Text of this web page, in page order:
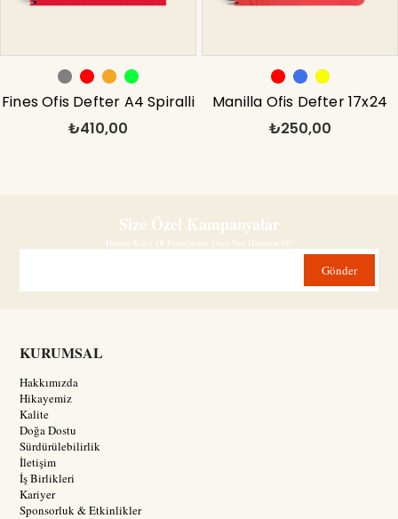
Fines Ofis Defter A4 Spiralli
Kareli Gri
₺410,00
Manilla Ofis Defter 17x24
Çizgili Kırmızı
₺250,00
Size Özel Kampanyalar
Hemen Kayıt Ol Fırsatlardan Önce Sen Haberdar Ol!
Gönder
KURUMSAL
Hakkımızda
Hikayemiz
Kalite
Doğa Dostu
Sürdürülebilirlik
İletişim
İş Birlikleri
Kariyer
Sponsorluk & Etkinlikler